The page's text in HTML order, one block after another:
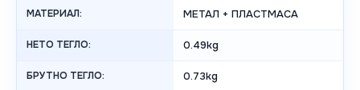
МАТЕРИАЛ: МЕТАЛ + ПЛАСТМАСА
НЕТО ТЕГЛО: 0.49kg
БРУТНО ТЕГЛО: 0.73kg